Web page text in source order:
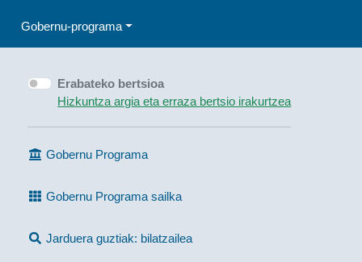
Gobernu-programa
Erabateko bertsioa
Hizkuntza argia eta erraza bertsio irakurtzea
Gobernu Programa
Gobernu Programa sailka
Jarduera guztiak: bilatzailea